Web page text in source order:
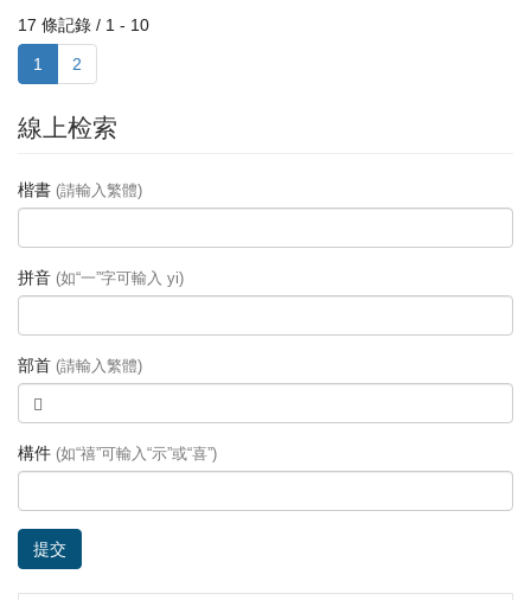
17 條記錄 / 1 - 10
1 2
線上检索
楷書 (請輸入繁體)
拼音 (如“一”字可輸入 yi)
部首 (請輸入繁體)
構件 (如“禧”可輸入“示”或“喜”)
提交